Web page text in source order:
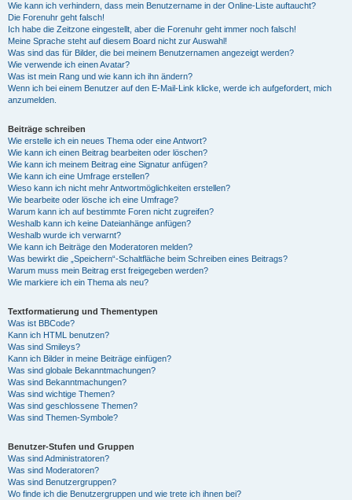
Wie kann ich verhindern, dass mein Benutzername in der Online-Liste auftaucht?
Die Forenuhr geht falsch!
Ich habe die Zeitzone eingestellt, aber die Forenuhr geht immer noch falsch!
Meine Sprache steht auf diesem Board nicht zur Auswahl!
Was sind das für Bilder, die bei meinem Benutzernamen angezeigt werden?
Wie verwende ich einen Avatar?
Was ist mein Rang und wie kann ich ihn ändern?
Wenn ich bei einem Benutzer auf den E-Mail-Link klicke, werde ich aufgefordert, mich
anzumelden.
Beiträge schreiben
Wie erstelle ich ein neues Thema oder eine Antwort?
Wie kann ich einen Beitrag bearbeiten oder löschen?
Wie kann ich meinem Beitrag eine Signatur anfügen?
Wie kann ich eine Umfrage erstellen?
Wieso kann ich nicht mehr Antwortmöglichkeiten erstellen?
Wie bearbeite oder lösche ich eine Umfrage?
Warum kann ich auf bestimmte Foren nicht zugreifen?
Weshalb kann ich keine Dateianhänge anfügen?
Weshalb wurde ich verwarnt?
Wie kann ich Beiträge den Moderatoren melden?
Was bewirkt die „Speichern“-Schaltfläche beim Schreiben eines Beitrags?
Warum muss mein Beitrag erst freigegeben werden?
Wie markiere ich ein Thema als neu?
Textformatierung und Thementypen
Was ist BBCode?
Kann ich HTML benutzen?
Was sind Smileys?
Kann ich Bilder in meine Beiträge einfügen?
Was sind globale Bekanntmachungen?
Was sind Bekanntmachungen?
Was sind wichtige Themen?
Was sind geschlossene Themen?
Was sind Themen-Symbole?
Benutzer-Stufen und Gruppen
Was sind Administratoren?
Was sind Moderatoren?
Was sind Benutzergruppen?
Wo finde ich die Benutzergruppen und wie trete ich ihnen bei?